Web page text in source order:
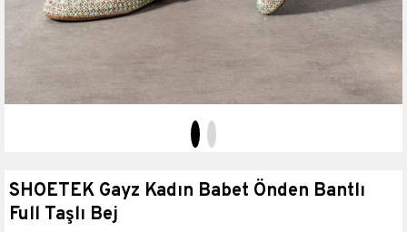
SHOETEK Gayz Kadın Babet Önden Bantlı
Full Taşlı Bej